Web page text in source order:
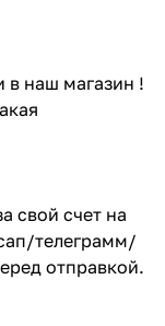
в наш магазин !
свой счет на
телеграмм/
отправкой.